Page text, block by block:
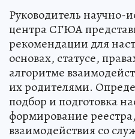
Руководитель научно-
центра СГЮА
рекомендации для
основах, статусе,
алгоритме
их родителями.
подбор и подготовка
формирование
взаимодействия со